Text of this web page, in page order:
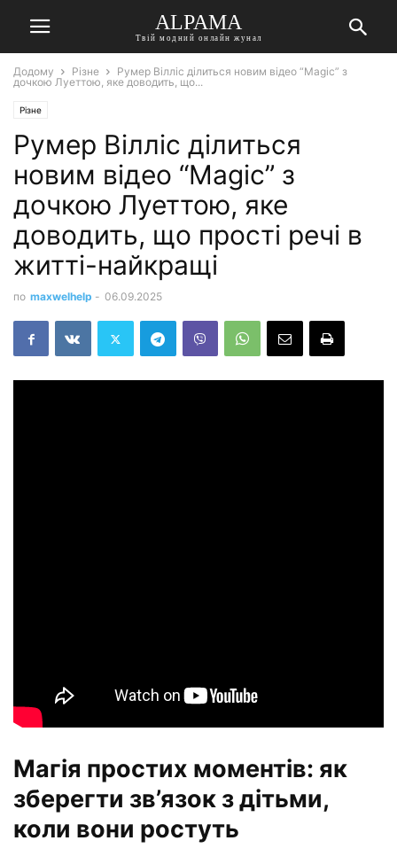
ALPAMA
Твій модний онлайн жунал
Додому Різне
Румер Вілліс ділиться новим відео “Magic” з
дочкою Луеттою, яке доводить, що...
Різне
Румер Вілліс ділиться
новим відео “Magic” з
дочкою Луеттою, яке
доводить, що прості речі в
житті-найкращі
по maxwelhelp - 06.09.2025
Магія простих моментів: як
зберегти зв’язок з дітьми,
коли вони ростуть